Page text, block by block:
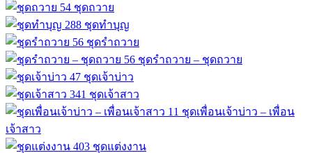
54 ชุดถวาย
288 ชุดทำบุญ
56 ชุดรำถวาย
56 ชุดรำถวาย – ชุดถวาย
47 ชุดเจ้าบ่าว
341 ชุดเจ้าสาว
11 ชุดเพื่อนเจ้าบ่าว – เพื่อน
เจ้าสาว
403 ชุดแต่งงาน